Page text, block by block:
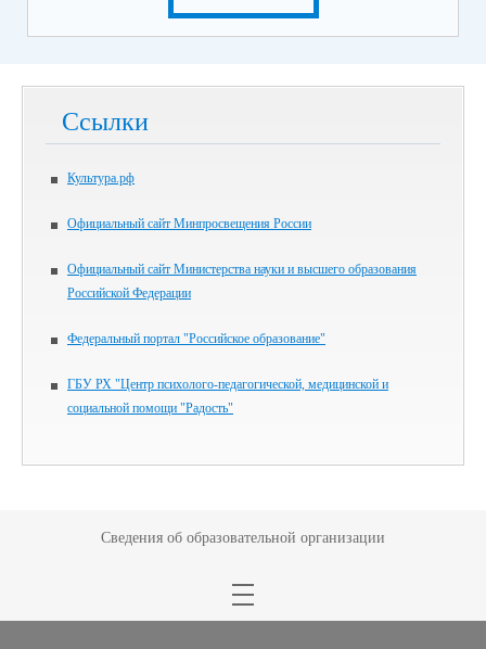
Ссылки
Культура.рф
Официальный сайт Минпросвещения России
Официальный сайт Министерства науки и высшего образования
Российской Федерации
Федеральный портал "Российское образование"
ГБУ РХ "Центр психолого-педагогической, медицинской и
социальной помощи "Радость"
Сведения об образовательной организации